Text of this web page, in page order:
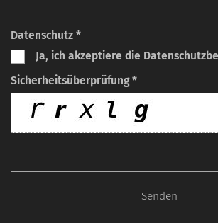
Datenschutz *
Ja, ich akzeptiere die
Sicherheitsüberprüfung *